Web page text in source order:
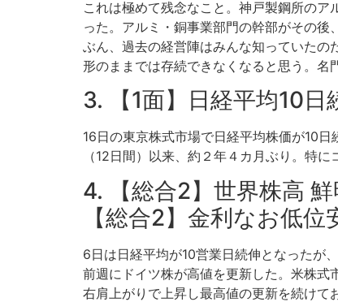
これは極めて残念なこと。神戸製鋼所の
った。アルミ・銅事業部門の幹部がその
ぶん、過去の経営陣はみんな知っていた
形のままでは存続できなくなると思う。名
3. 【1面】日経平均10日
16日の東京株式市場で日経平均株価が10
（12日間）以来、約２年４カ月ぶり。特に
4. 【総合2】世界株高
【総合2】金利なお低
6日は日経平均が10営業日続伸となったが
前週にドイツ株が高値を更新した。米株
右肩上がりで上昇し最高値の更新を続け